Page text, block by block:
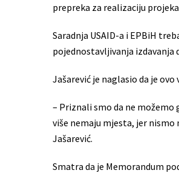
prepreka za realizaciju
Saradnja USAID-a i EPBiH
pojednostavljivanja
Jašarević je naglasio da je
– Priznali smo da ne
više nemaju mjesta, jer
Jašarević.
Smatra da je Memorandum